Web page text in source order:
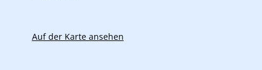
Auf der Karte ansehen